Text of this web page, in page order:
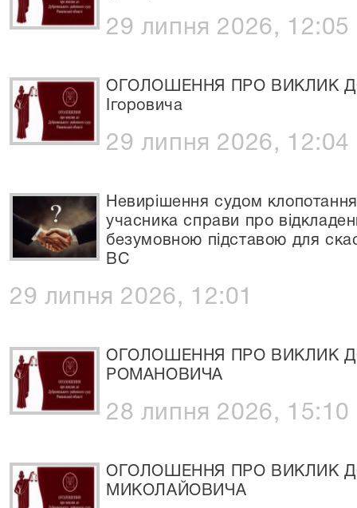
29 липня 2026, 12:05
ОГОЛОШЕННЯ ПРО ВИКЛИК
Ігоровича
29 липня 2026, 12:04
Невирішення судом
учасника справи про
безумовною підставою для
ВС
29 липня 2026, 12:01
ОГОЛОШЕННЯ ПРО ВИКЛИК
РОМАНОВИЧА
28 липня 2026, 15:10
ОГОЛОШЕННЯ ПРО ВИКЛИК
МИКОЛАЙОВИЧА